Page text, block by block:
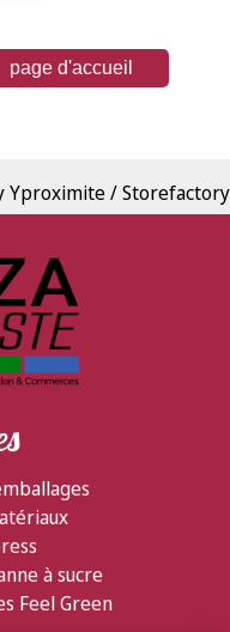
Yproximite / Storefactory
à sucre
Feel Green